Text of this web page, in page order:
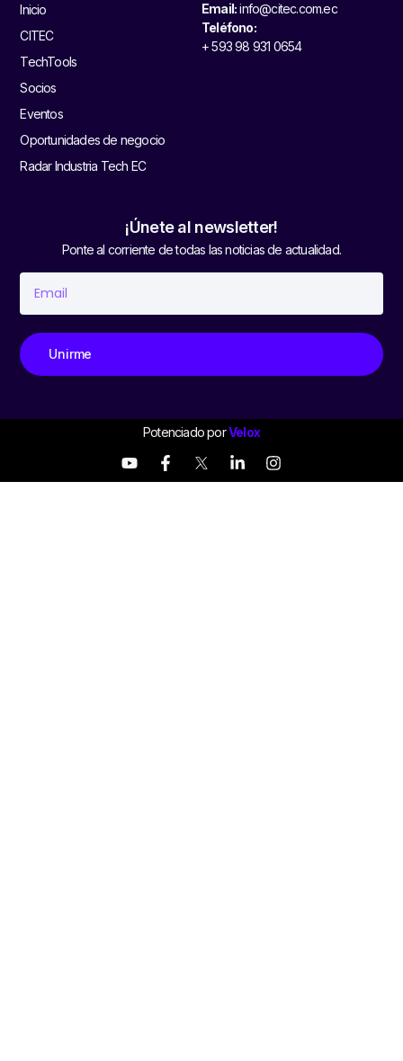
Inicio
CITEC
TechTools
Socios
Eventos
Oportunidades de negocio
Radar Industria Tech EC
Email:info@citec.com.ec
Teléfono:
+ 593 98 931 0654
¡Únete al newsletter!
Ponte al corriente de todas las noticias de actualidad.
Unirme
Potenciado porVelox